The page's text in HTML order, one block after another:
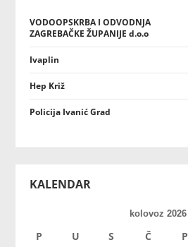
VODOOPSKRBA I ODVODNJA
ZAGREBAČKE ŽUPANIJE d.o.o
Ivaplin
Hep Križ
Policija Ivanić Grad
KALENDAR
kolovoz 2026
P U S Č P